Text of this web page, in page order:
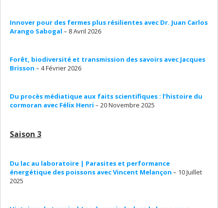
Innover pour des fermes plus résilientes avec Dr. Juan Carlos
Arango Sabogal – 8 Avril 2026
Forêt, biodiversité et transmission des savoirs avec Jacques
Brisson – 4 Février 2026
Du procès médiatique aux faits scientifiques : l’histoire du
cormoran avec Félix Henri – 20 Novembre 2025
Saison 3
Du lac au laboratoire | Parasites et performance
énergétique des poissons avec Vincent Melançon – 10 Juillet
2025